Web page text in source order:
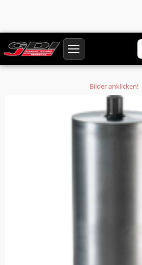
Startseite
Produkte
Diamantbohrkrone Ø 401 mm HQ Anschluss 1
Bilder anklicken!